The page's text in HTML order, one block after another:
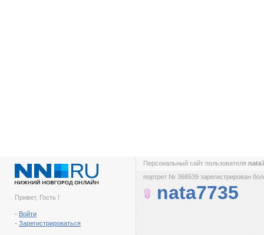
Привет, Гость !
- Войти
- Зарегистрироваться
Персональный сайт пользователя
портрет № 368539 зарегистрирован
nata7735